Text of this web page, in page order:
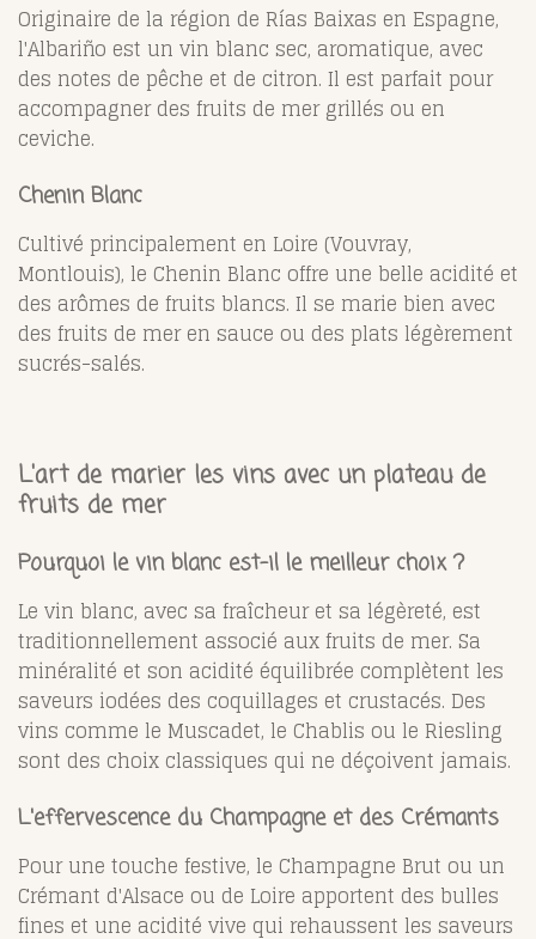
Originaire de la région de Rías Baixas en Espagne,
l'Albariño est un vin blanc sec, aromatique, avec
des notes de pêche et de citron. Il est parfait pour
accompagner des fruits de mer grillés ou en
ceviche.
Chenin Blanc
Cultivé principalement en Loire (Vouvray,
Montlouis), le Chenin Blanc offre une belle acidité et
des arômes de fruits blancs. Il se marie bien avec
des fruits de mer en sauce ou des plats légèrement
sucrés-salés.
L'art de marier les vins avec un plateau de
fruits de mer
Pourquoi le vin blanc est-il le meilleur choix ?
Le vin blanc, avec sa fraîcheur et sa légèreté, est
traditionnellement associé aux fruits de mer. Sa
minéralité et son acidité équilibrée complètent les
saveurs iodées des coquillages et crustacés. Des
vins comme le Muscadet, le Chablis ou le Riesling
sont des choix classiques qui ne déçoivent jamais.
L'effervescence du Champagne et des Crémants
Pour une touche festive, le Champagne Brut ou un
Crémant d'Alsace ou de Loire apportent des bulles
fines et une acidité vive qui rehaussent les saveurs